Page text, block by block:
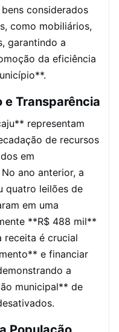
considerados
como mobiliários,
garantindo a
da eficiência
e Transparência
representam
de recursos
em
ano anterior, a
quatro leilões de
em uma
**R$ 488 mil**
receita é crucial
e financiar
a
municipal** de